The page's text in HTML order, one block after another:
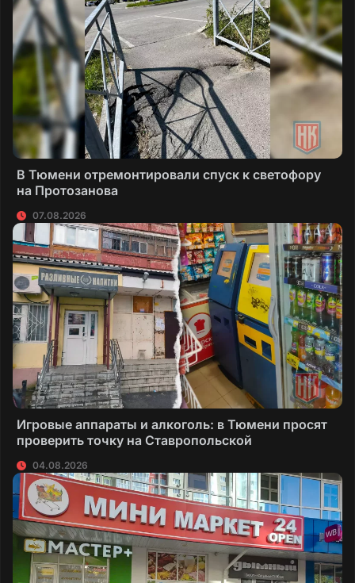
В Тюмени отремонтировали спуск к светофору
на Протозанова
07.08.2026
Игровые аппараты и алкоголь: в Тюмени просят
проверить точку на Ставропольской
04.08.2026